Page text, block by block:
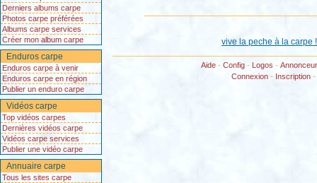
Derniers albums carpe
Photos carpe préférées
Albums carpe services
Créer mon album carpe
Enduros carpe
Enduros carpe à venir
Enduros carpe en région
Publier un enduro carpe
Vidéos carpe
Top vidéos carpes
Dernières vidéos carpe
Vidéos carpe services
Publier une vidéo carpe
Annuaire carpe
Tous les sites carpe
vive la peche à la carpe
Aide- Config- Logos -
Connexion - Inscription -